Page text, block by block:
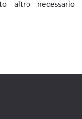
altro necessario